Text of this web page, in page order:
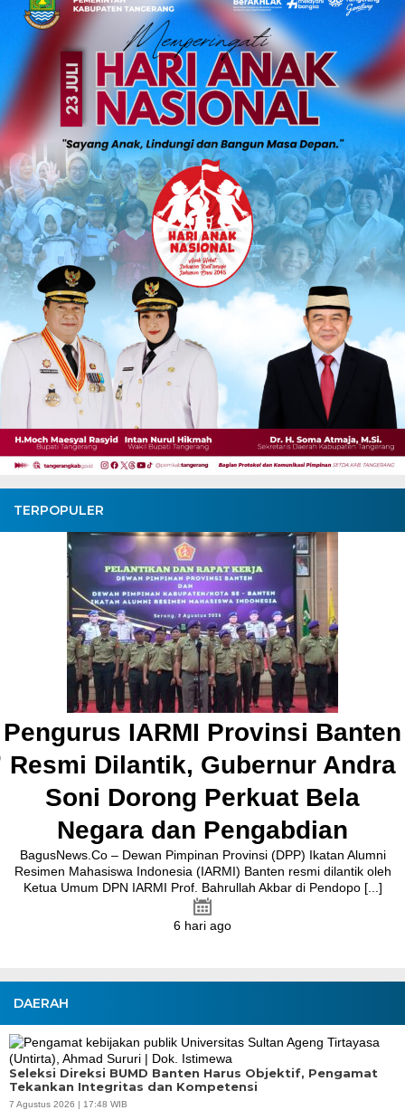
TERPOPULER
Pengurus IARMI Provinsi Banten
Resmi Dilantik, Gubernur Andra
Soni Dorong Perkuat Bela
Negara dan Pengabdian
BagusNews.Co – Dewan Pimpinan Provinsi (DPP) Ikatan Alumni
Resimen Mahasiswa Indonesia (IARMI) Banten resmi dilantik oleh
Ketua Umum DPN IARMI Prof. Bahrullah Akbar di Pendopo [...]
6 hari ago
DAERAH
Seleksi Direksi BUMD Banten Harus Objektif, Pengamat
Tekankan Integritas dan Kompetensi
7 Agustus 2026 | 17:48 WIB